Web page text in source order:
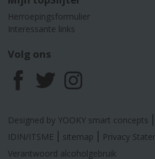
Herroepingsformulier
Interessante links
Volg ons
F
a
c
T
w
i
I
n
s
Designed by YOOKY smart concepts
IDIN/ITSME
sitemap Privacy
Verantwoord alcoholgebruik